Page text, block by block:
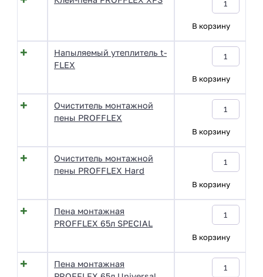
В корзину
Напыляемый утеплитель t-
FLEX
В корзину
Очиститель монтажной
пены PROFFLEX
В корзину
Очиститель монтажной
пены PROFFLEX Hard
В корзину
Пена монтажная
PROFFLEX 65л SPECIAL
В корзину
Пена монтажная